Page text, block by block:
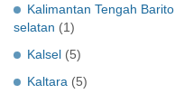
Kalimantan Tengah Barito
selatan (1)
Kalsel (5)
Kaltara (5)